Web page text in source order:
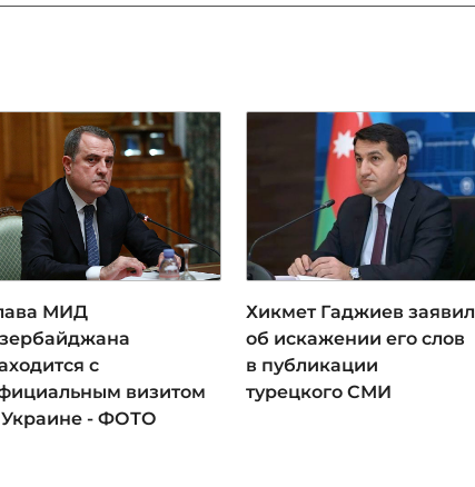
МИД
с
визитом
Украине - ФОТО
Хикмет Гаджиев заявил
об искажении его слов
в публикации
турецкого СМИ